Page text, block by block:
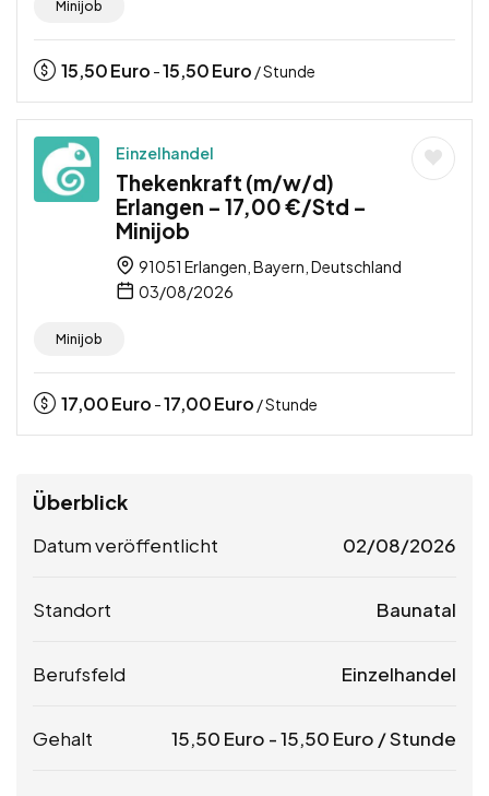
Minijob
15,50Euro -15,50Euro / Stunde
Einzelhandel
Thekenkraft (m/w/d)
Erlangen – 17,00 €/Std –
Minijob
91051 Erlangen, Bayern, Deutschland
03/08/2026
Minijob
17,00Euro -17,00Euro / Stunde
Überblick
Datum veröffentlicht 02/08/2026
Standort Baunatal
Berufsfeld Einzelhandel
Gehalt 15,50 Euro -15,50 Euro / Stunde